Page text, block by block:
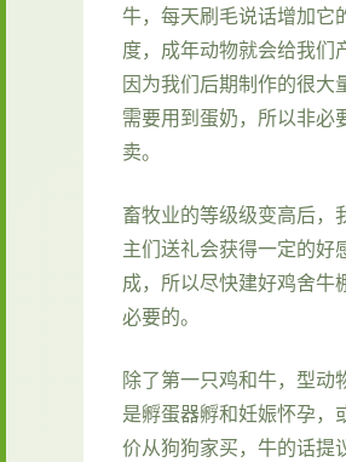
牛，每天刷毛说话增加它
度，成年动物就会给我们
因为我们后期制作的很大
需要用到蛋奶，所以非必
卖。
畜牧业的等级级变高后，
主们送礼会获得一定的好
成，所以尽快建好鸡舍牛
必要的。
除了第一只鸡和牛，型动
是孵蛋器孵和妊娠怀孕，
价从狗狗家买，牛的话提